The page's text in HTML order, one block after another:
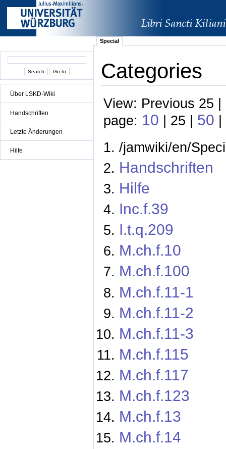
Über LSKD-Wiki
Handschriften
Letzte Änderungen
Hilfe
Special
Categories
View: Previous 25 |
page: 10 | 25 | 50 |
/jamwiki/en/
Handschriften
Hilfe
Inc.f.39
I.t.q.209
M.ch.f.10
M.ch.f.100
M.ch.f.11-1
M.ch.f.11-2
M.ch.f.11-3
M.ch.f.115
M.ch.f.117
M.ch.f.123
M.ch.f.13
M.ch.f.14